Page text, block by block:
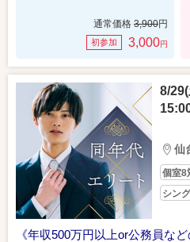
通常価格 3,900円
初参加 3,000円
8/
仙
個室8
シン
《年収500万円以上or公務員など